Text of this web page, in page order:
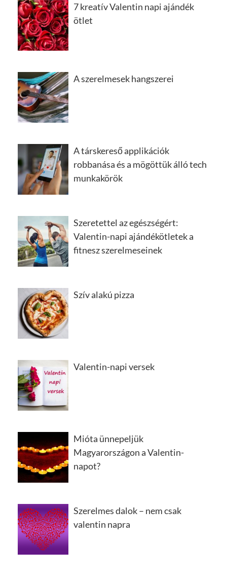
7 kreatív Valentin napi ajándék
ötlet
A szerelmesek hangszerei
A társkereső applikációk
robbanása és a mögöttük álló tech
munkakörök
Szeretettel az egészségért:
Valentin-napi ajándékötletek a
fitnesz szerelmeseinek
Szív alakú pizza
Valentin-napi versek
Mióta ünnepeljük
Magyarországon a Valentin-
napot?
Szerelmes dalok – nem csak
valentin napra